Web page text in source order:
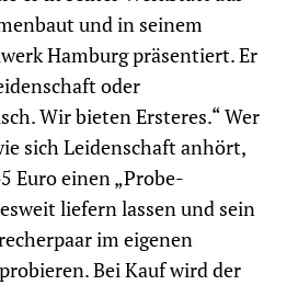
und in seinem
Hamburg präsentiert. Er
oder
Wir bieten Ersteres.“ Wer
sich Leidenschaft anhört,
Euro einen „Probe-
liefern lassen und sein
im eigenen
Bei Kauf wird der